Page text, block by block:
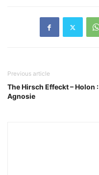
Previous article
The Hirsch Effeckt – Holon :
Agnosie